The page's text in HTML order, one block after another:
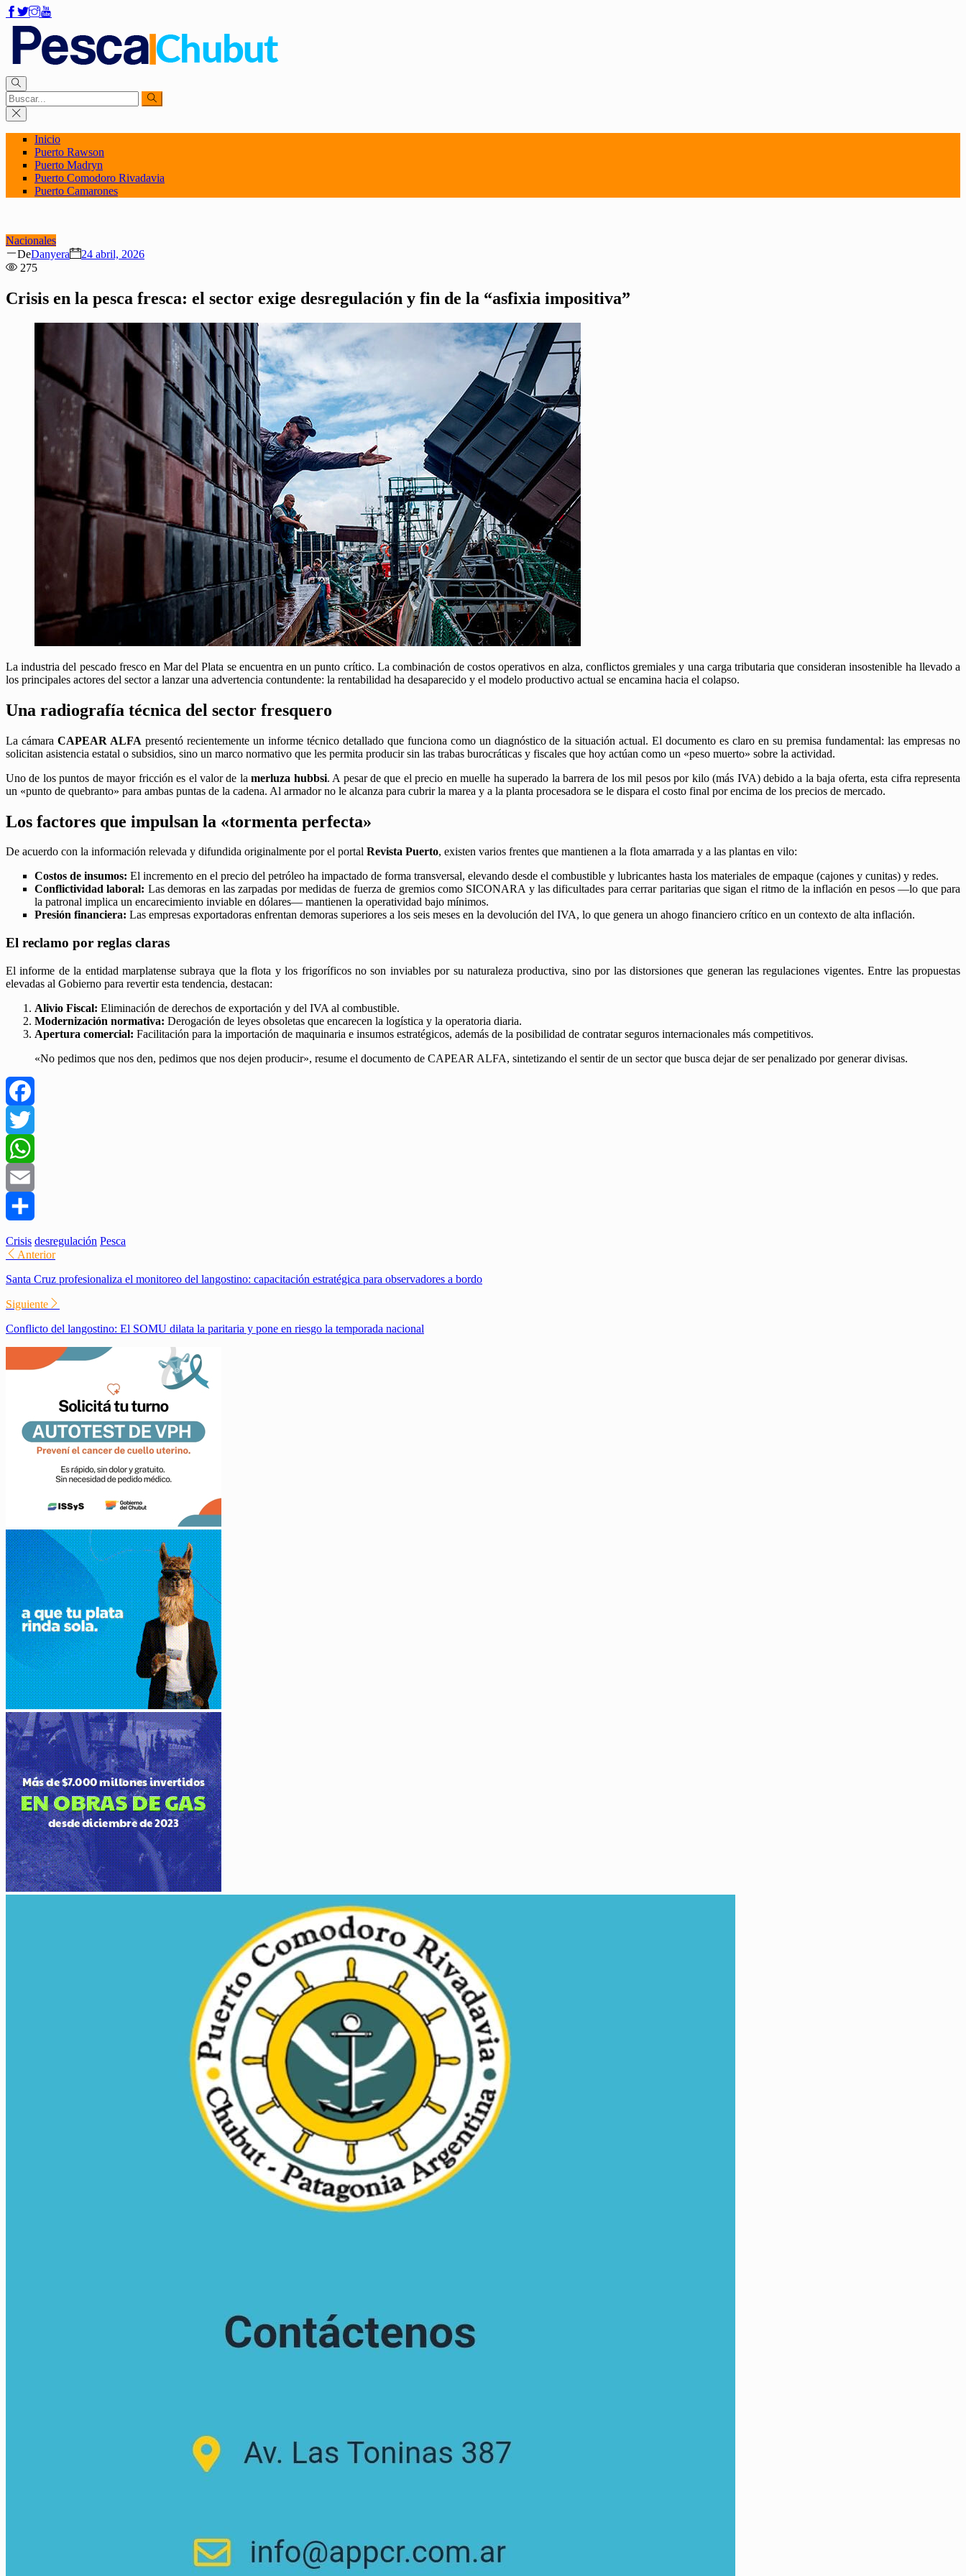
Inicio
Puerto Rawson
Puerto Madryn
Puerto Comodoro Rivadavia
Puerto Camarones
Nacionales
DeAuthor
Danyera
Posted
24 abril, 2026
275
Crisis en la pesca fresca: el sector exige desregulación y fin de la “asfixia impositiva”
La industria del pescado fresco en Mar del Plata se encuentra en un punto crítico. La combinación de costos operativos en alza, conflictos gremiales y una carga tributaria que consideran insostenible ha llevado a
los principales actores del sector a lanzar una advertencia contundente: la rentabilidad ha desaparecido y el modelo productivo actual se encamina hacia el colapso.
Una radiografía técnica del sector fresquero
La cámara CAPEAR ALFA presentó recientemente un informe técnico detallado que funciona como un diagnóstico de la situación actual. El documento es claro en su premisa fundamental: las empresas no
solicitan asistencia estatal o subsidios, sino un marco normativo que les permita producir sin las trabas burocráticas y fiscales que hoy actúan como un «peso muerto» sobre la actividad.
Uno de los puntos de mayor fricción es el valor de lamerluza hubbsi. A pesar de que el precio en muelle ha superado la barrera de los mil pesos por kilo (más IVA) debido a la baja oferta, esta cifra representa
un «punto de quebranto» para ambas puntas de la cadena. Al armador no le alcanza para cubrir la marea y a la planta procesadora se le dispara el costo final por encima de los precios de mercado.
Los factores que impulsan la «tormenta perfecta»
De acuerdo con la información relevada y difundida originalmente por el portal Revista Puerto, existen varios frentes que mantienen a la flota amarrada y a las plantas en vilo:
Costos de insumos: El incremento en el precio del petróleo ha impactado de forma transversal, elevando desde el combustible y lubricantes hasta los materiales de empaque (cajones y cunitas) y redes.
Conflictividad laboral: Las demoras en las zarpadas por medidas de fuerza de gremios como SICONARA y las dificultades para cerrar paritarias que sigan el ritmo de la inflación en pesos —lo que para
la patronal implica un encarecimiento inviable en dólares— mantienen la operatividad bajo mínimos.
Presión financiera: Las empresas exportadoras enfrentan demoras superiores a los seis meses en la devolución del IVA, lo que genera un ahogo financiero crítico en un contexto de alta inflación.
El reclamo por reglas claras
El informe de la entidad marplatense subraya que la flota y los frigoríficos no son inviables por su naturaleza productiva, sino por las distorsiones que generan las regulaciones vigentes. Entre las propuestas
elevadas al Gobierno para revertir esta tendencia, destacan:
Alivio Fiscal: Eliminación de derechos de exportación y del IVA al combustible.
Modernización normativa: Derogación de leyes obsoletas que encarecen la logística y la operatoria diaria.
Apertura comercial: Facilitación para la importación de maquinaria e insumos estratégicos, además de la posibilidad de contratar seguros internacionales más competitivos.
«No pedimos que nos den, pedimos que nos dejen producir», resume el documento de CAPEAR ALFA, sintetizando el sentir de un sector que busca dejar de ser penalizado por generar divisas.
Facebook
Twitter
WhatsApp
Email
Compartir
Crisis desregulación Pesca
Anterior
Santa Cruz profesionaliza el monitoreo del langostino: capacitación estratégica para observadores a bordo
Siguiente
Conflicto del langostino: El SOMU dilata la paritaria y pone en riesgo la temporada nacional